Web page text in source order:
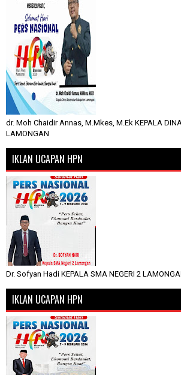
dr. Moh Chaidir Annas, M.Mkes, M.Ek KEPALA
LAMONGAN
IKLAN UCAPAN HPN
Dr. Sofyan Hadi KEPALA SMA NEGERI 2
IKLAN UCAPAN HPN